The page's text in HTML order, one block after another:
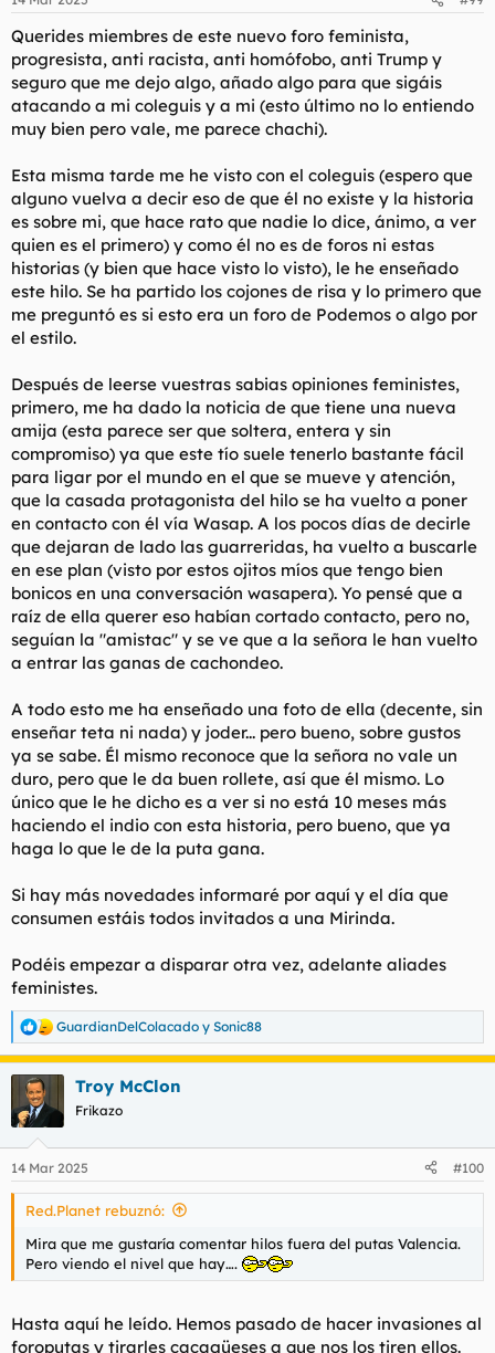
Querides miembres de este nuevo foro feminista,
progresista, anti racista, anti homófobo, anti Trump y
seguro que me dejo algo, añado algo para que sigáis
atacando a mi coleguis y a mi (esto último no lo entiendo
muy bien pero vale, me parece chachi).
Esta misma tarde me he visto con el coleguis (espero que
alguno vuelva a decir eso de que él no existe y la historia
es sobre mi, que hace rato que nadie lo dice, ánimo, a ver
quien es el primero) y como él no es de foros ni estas
historias (y bien que hace visto lo visto), le he enseñado
este hilo. Se ha partido los cojones de risa y lo primero que
me preguntó es si esto era un foro de Podemos o algo por
el estilo.
Después de leerse vuestras sabias opiniones feministes,
primero, me ha dado la noticia de que tiene una nueva
amija (esta parece ser que soltera, entera y sin
compromiso) ya que este tío suele tenerlo bastante fácil
para ligar por el mundo en el que se mueve y atención,
que la casada protagonista del hilo se ha vuelto a poner
en contacto con él vía Wasap. A los pocos días de decirle
que dejaran de lado las guarreridas, ha vuelto a buscarle
en ese plan (visto por estos ojitos míos que tengo bien
bonicos en una conversación wasapera). Yo pensé que a
raíz de ella querer eso habían cortado contacto, pero no,
seguían la "amistac" y se ve que a la señora le han vuelto
a entrar las ganas de cachondeo.
A todo esto me ha enseñado una foto de ella (decente, sin
enseñar teta ni nada) y joder... pero bueno, sobre gustos
ya se sabe. Él mismo reconoce que la señora no vale un
duro, pero que le da buen rollete, así que él mismo. Lo
único que le he dicho es a ver si no está 10 meses más
haciendo el indio con esta historia, pero bueno, que ya
haga lo que le de la puta gana.
Si hay más novedades informaré por aquí y el día que
consumen estáis todos invitados a una Mirinda.
Podéis empezar a disparar otra vez, adelante aliades
feministes.
R
e
a
c
i
e
s
GuardianDelColacado y Sonic88
Troy McClon
Frikazo
14 Mar 2025 #100
Red.Planet rebuznó:
Mira que me gustaría comentar hilos fuera del putas Valencia.
Pero viendo el nivel que hay….
Hasta aquí he leído. Hemos pasado de hacer invasiones al
foroputas y tirarles cacagüeses a que nos los tiren ellos.